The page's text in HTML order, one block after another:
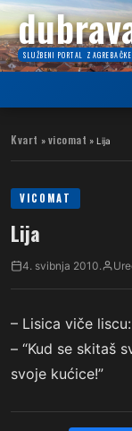
SLUŽBENI PORTAL
Kvart » vicomat » Lija
VICOMAT
Lija
4. svibnja 2010.
– Lisica viče liscu:
– “Kud se skitaš
svoje kućice!”